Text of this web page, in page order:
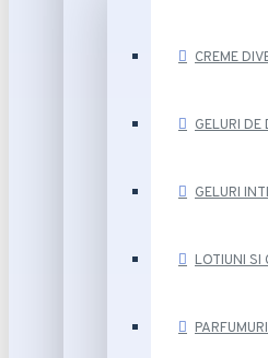
CREME
GELURI DE
GELURI
LOTIUNI SI